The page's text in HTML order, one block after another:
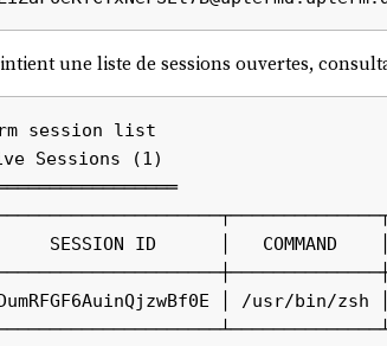
une liste de sessions ouvertes,
session list
Sessions (1)
SESSION ID      │
│ /usr/bin/